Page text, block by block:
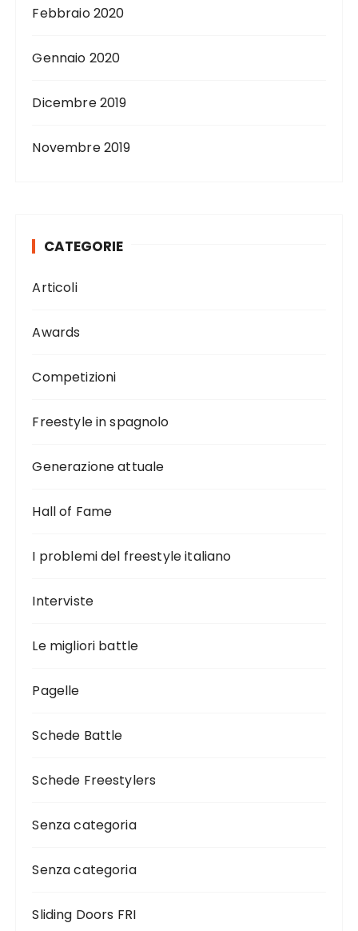
Febbraio 2020
Gennaio 2020
Dicembre 2019
Novembre 2019
CATEGORIE
Articoli
Awards
Competizioni
Freestyle in spagnolo
Generazione attuale
Hall of Fame
I problemi del freestyle italiano
Interviste
Le migliori battle
Pagelle
Schede Battle
Schede Freestylers
Senza categoria
Senza categoria
Sliding Doors FRI